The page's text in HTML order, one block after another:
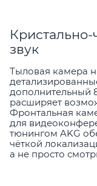
звук
Тыловая камера
дополнительный
расширяет
Фронтальная
для
тюнингом AKG
чёткой
а не просто